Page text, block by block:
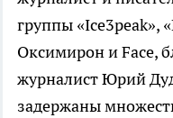
группы «Ice3peak»,
Оксимирон и Face,
журналист Юрий
задержаны